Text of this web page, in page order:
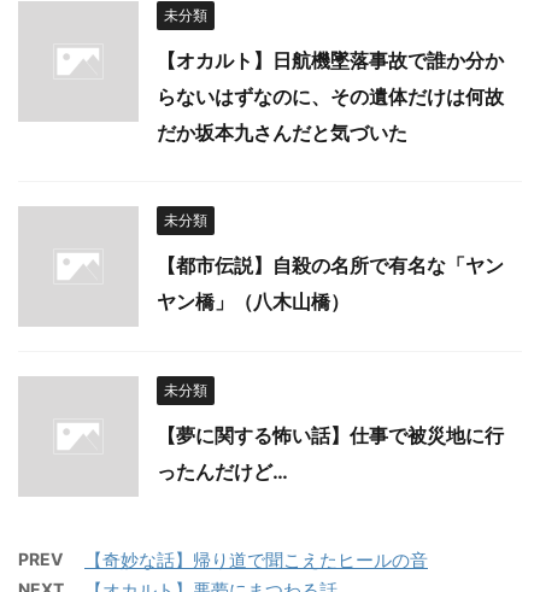
未分類
【オカルト】日航機墜落事故で誰か分か
らないはずなのに、その遺体だけは何故
だか坂本九さんだと気づいた
未分類
【都市伝説】自殺の名所で有名な「ヤン
ヤン橋」（八木山橋）
未分類
【夢に関する怖い話】仕事で被災地に行
ったんだけど…
PREV 【奇妙な話】帰り道で聞こえたヒールの音